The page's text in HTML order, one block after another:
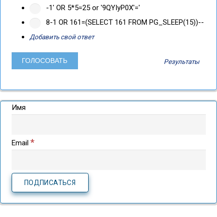
-1' OR 5*5=25 or '9QYIyP0X'='
8-1 OR 161=(SELECT 161 FROM PG_SLEEP(15))--
Добавить свой ответ
Результаты
Имя
Email *